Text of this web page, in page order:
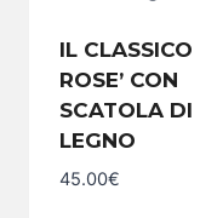
IL CLASSICO
ROSE’ CON
SCATOLA DI
LEGNO
45.00€
Il